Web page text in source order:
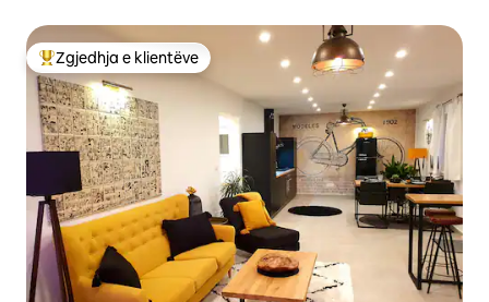
Më të mirat e zgjedhjeve të klientëve
Zgjedhja e klientëve